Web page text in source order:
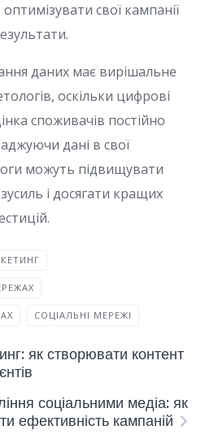
свої кампанії
даних має вирішальне
оскільки цифрові
споживачів постійно
дані в свої
можуть підвищувати
і досягати кращих
СОЦІАЛЬНІ МЕРЕЖІ
як створювати контент
соціальними медіа: як
ефективність кампаній